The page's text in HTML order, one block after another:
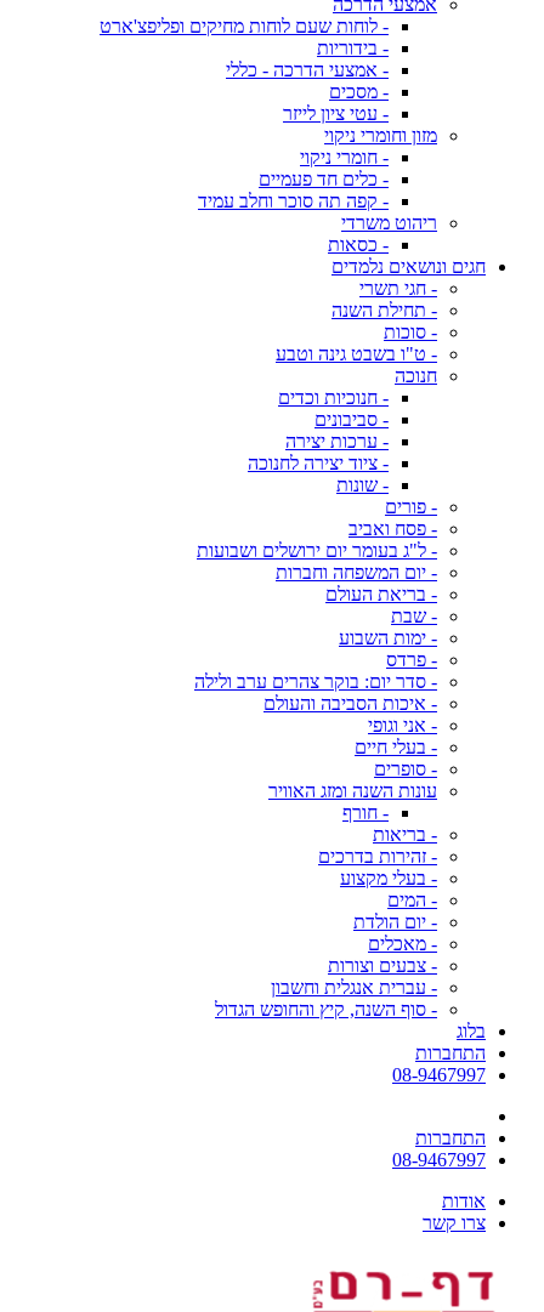
אמצעי הדרכה
- לוחות שעם לוחות מחיקים ופליפצ'ארט
- בידוריות
- אמצעי הדרכה - כללי
- מסכים
- עטי ציון לייזר
מזון וחומרי ניקוי
- חומרי ניקוי
- כלים חד פעמיים
- קפה תה סוכר וחלב עמיד
ריהוט משרדי
- כסאות
חגים ונושאים נלמדים
- חגי תשרי
- תחילת השנה
- סוכות
- ט"ו בשבט גינה וטבע
חנוכה
- חנוכיות וכדים
- סביבונים
- ערכות יצירה
- ציוד יצירה לחנוכה
- שונות
- פורים
- פסח ואביב
- ל"ג בעומר יום ירושלים ושבועות
- יום המשפחה וחברות
- בריאת העולם
- שבת
- ימות השבוע
- פרדס
- סדר יום: בוקר צהרים ערב ולילה
- איכות הסביבה והעולם
- אני וגופי
- בעלי חיים
- סופרים
עונות השנה ומזג האוויר
- חורף
- בריאות
- זהירות בדרכים
- בעלי מקצוע
- המים
- יום הולדת
- מאכלים
- צבעים וצורות
- עברית אנגלית וחשבון
- סוף השנה, קיץ והחופש הגדול
בלוג
התחברות
08-9467997
התחברות
08-9467997
אודות
צרו קשר